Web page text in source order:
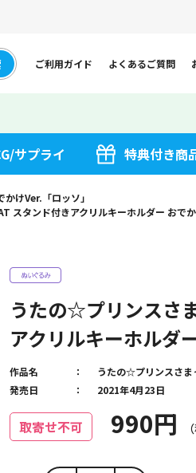
ご利用ガイド よくあるご質問
サプライ 特典付き商
けVer.「ロッソ」
スタンド付きアクリルキーホルダー おでか
うたの☆プリンスさ
アクリルキーホルダ
取寄せ不可 990円
作品名
うたの☆プリンスさ
発売日
2021年4月23日